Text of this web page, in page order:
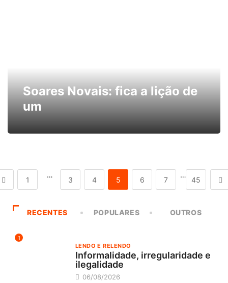
Soares Novais: fica a lição de
um
1
…
3 4 5 6 7
…
45
RECENTES POPULARES OUTROS
1
LENDO E RELENDO
Informalidade, irregularidade e
ilegalidade
06/08/2026